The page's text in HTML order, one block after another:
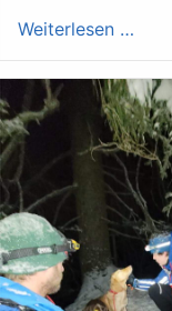
Weiterlesen …